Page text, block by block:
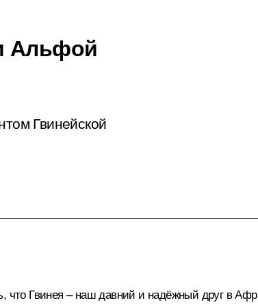
Альфой
Гвинейской
что Гвинея – наш давний и надёжный друг в